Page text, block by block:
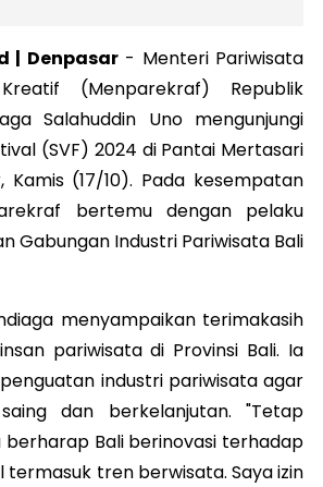
| Denpasar- Menteri Pariwisata
(Menparekraf) Republik
Salahuddin Uno mengunjungi
(SVF) 2024 di Pantai Mertasari
Kamis (17/10). Pada kesempatan
bertemu dengan pelaku
Gabungan Industri Pariwisata Bali
menyampaikan terimakasih
pariwisata di Provinsi Bali. Ia
industri pariwisata agar
dan berkelanjutan. "Tetap
berharap Bali berinovasi terhadap
tren berwisata. Saya izin